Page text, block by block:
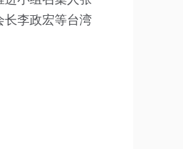
长李政宏等台湾